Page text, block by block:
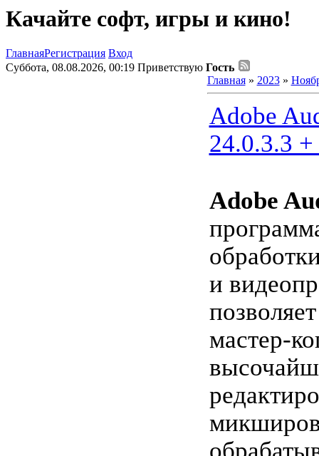
Качайте софт, игры и кино!
ГлавнаяРегистрация Вход
Суббота, 08.08.2026, 00:19 Приветствую Гость
Главная» 2023 »
Adobe
24.0.3.3 +
Adobe
и
мастер-